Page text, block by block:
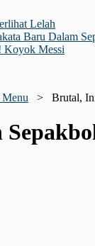
Lelah
Baru Dalam
Koyok Messi
Menu > Brutal,